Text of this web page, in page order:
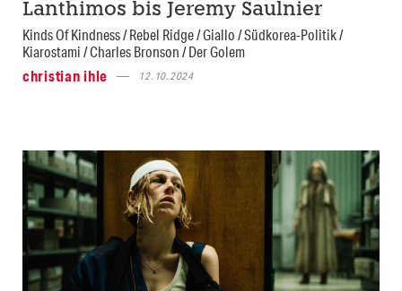
Lanthimos bis Jeremy Saulnier
Kinds Of Kindness / Rebel Ridge / Giallo / Südkorea-Politik /
Kiarostami / Charles Bronson / Der Golem
christian ihle
12.10.2024